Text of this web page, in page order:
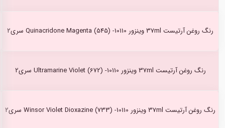
رنگ روغن آرتیست 37ml وینزور Quinacridone Magenta (545) -10110 سری2
رنگ روغن آرتیست 37ml وینزور Ultramarine Violet (672) -10110 سری2
رنگ روغن آرتیست 37ml وینزور Winsor Violet Dioxazine (733) -10110 سری2